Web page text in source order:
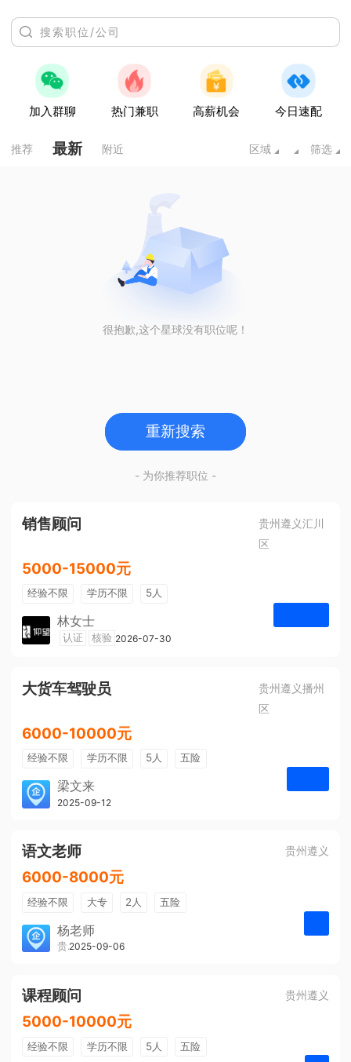
加入群聊 热门兼职 高薪机会 今日速配
推荐 最新 附近 区域 筛选
很抱歉,这个星球没有职位呢！
重新搜索
- 为你推荐职位 -
销售顾问
贵州遵义汇川
区
5000-15000元
经验不限 学历不限 5人
林女士
遵义仰望体验空间
认证 核验 2026-07-30
大货车驾驶员
贵州遵义播州
区
6000-10000元
经验不限 学历不限 5人
五险
免费培训
包住宿
梁文来
贵州璟琦物流有限公司
2025-09-12
语文老师 贵州遵义
6000-8000元
经验不限 大专 2人
五险
带薪年假
年终奖
免费培训
包住宿
杨老师
贵州大美前程文化发展有限公司
2025-09-06
课程顾问 贵州遵义
5000-10000元
经验不限 学历不限 5人
五险